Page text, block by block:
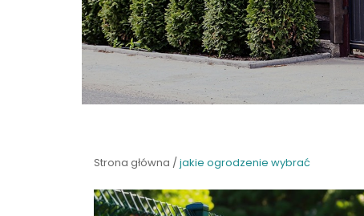
Strona główna /jakie ogrodzenie wybrać